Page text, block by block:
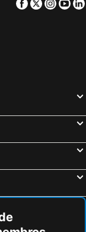
Facebook
Twitter